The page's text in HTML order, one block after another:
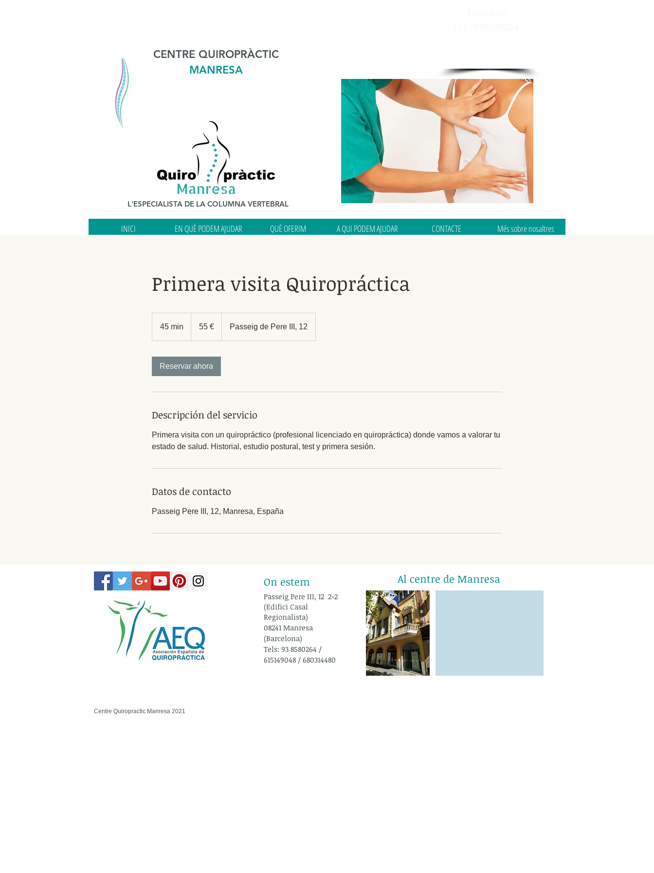
CENTRE QUIROPRÀCTIC
MANRESA
L'ESPECIALISTA DE LA COLUMNA VERTEBRAL
INICI EN QUÈ PODEM AJUDAR QUÈ OFERIM A QUI PODEM AJUDAR CONTACTE Més sobre nosaltres
Primera visita Quiropráctica
45 min 55 € Passeig de Pere III, 12
Reservar ahora
Descripción del servicio
Primera visita con un quiropráctico (profesional licenciado en quiropráctica) donde vamos a valorar tu
estado de salud. Historial, estudio postural, test y primera sesión.
Datos de contacto
Passeig Pere III, 12, Manresa, España
On estem
Passeig Pere III, 12 2-2
(Edifici Casal
Regionalista)
08241 Manresa
(Barcelona)
Tels: 93 8580264 /
615149048 / 680314480
Al centre de Manresa
Centre Quiropractic Manresa 2021